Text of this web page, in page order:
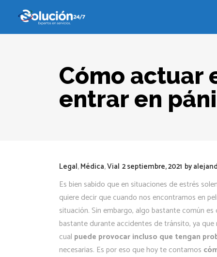
Cómo actuar
entrar en
Legal,Médica,Vial 2 septiembre, 2021 by
Es bien sabido que en situaciones de estrés
quiere decir que cuando nos encontramos en
situación. Sin embargo, algo bastante común
bastante durante accidentes de tránsito, ya
cual puede provocar incluso que tengan
necesarias. Es por eso que hoy te contamos